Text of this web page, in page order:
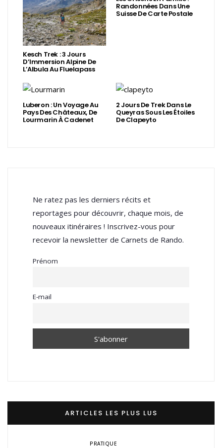
Kesch Trek : 3 Jours
D’Immersion Alpine De
L’Albula Au Fluelapass
Randonnées Dans Une
Suisse De Carte Postale
Luberon : Un Voyage Au
Pays Des Châteaux, De
Lourmarin À Cadenet
2 Jours De Trek Dans Le
Queyras Sous Les Étoiles
De Clapeyto
Ne ratez pas les derniers récits et
reportages pour découvrir, chaque mois, de
nouveaux itinéraires ! Inscrivez-vous pour
recevoir la newsletter de Carnets de Rando.
Prénom
E-mail
ARTICLES LES PLUS LUS
PRATIQUE